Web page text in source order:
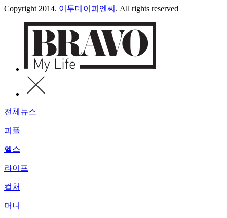
Copyright 2014. 이투데이피엔씨 . All rights reserved
전체뉴스
피플
헬스
라이프
컬처
머니